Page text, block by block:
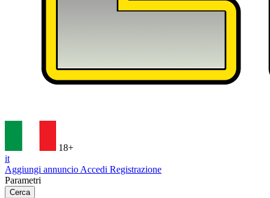
18+
it
Aggiungi annuncio Accedi Registrazione
Parametri
Cerca